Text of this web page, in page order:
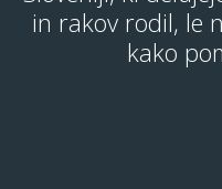
in rakov rodil, le
kako